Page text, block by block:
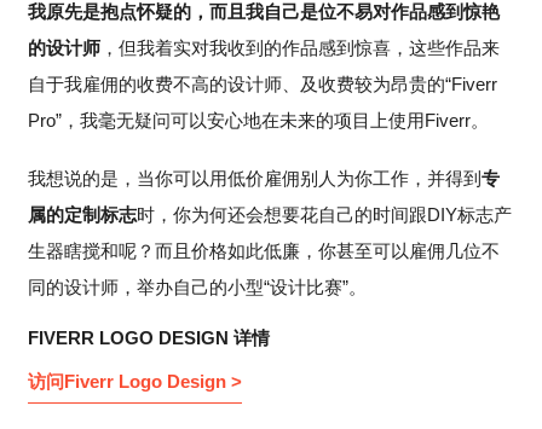
我原先是抱点怀疑的，而且我自己是位不易对作品感到惊艳
的设计师 ，但我着实对我收到的作品感到惊喜，这些作品来
自于我雇佣的收费不高的设计师、及收费较为昂贵的“Fiverr
Pro”，我毫无疑问可以安心地在未来的项目上使用Fiverr。
我想说的是，当你可以用低价雇佣别人为你工作，并得到 专
属的定制标志时，你为何还会想要花自己的时间跟DIY标志产
生器瞎搅和呢？而且价格如此低廉，你甚至可以雇佣几位不
同的设计师，举办自己的小型“设计比赛”。
FIVERR LOGO DESIGN 详情
访问Fiverr Logo Design >